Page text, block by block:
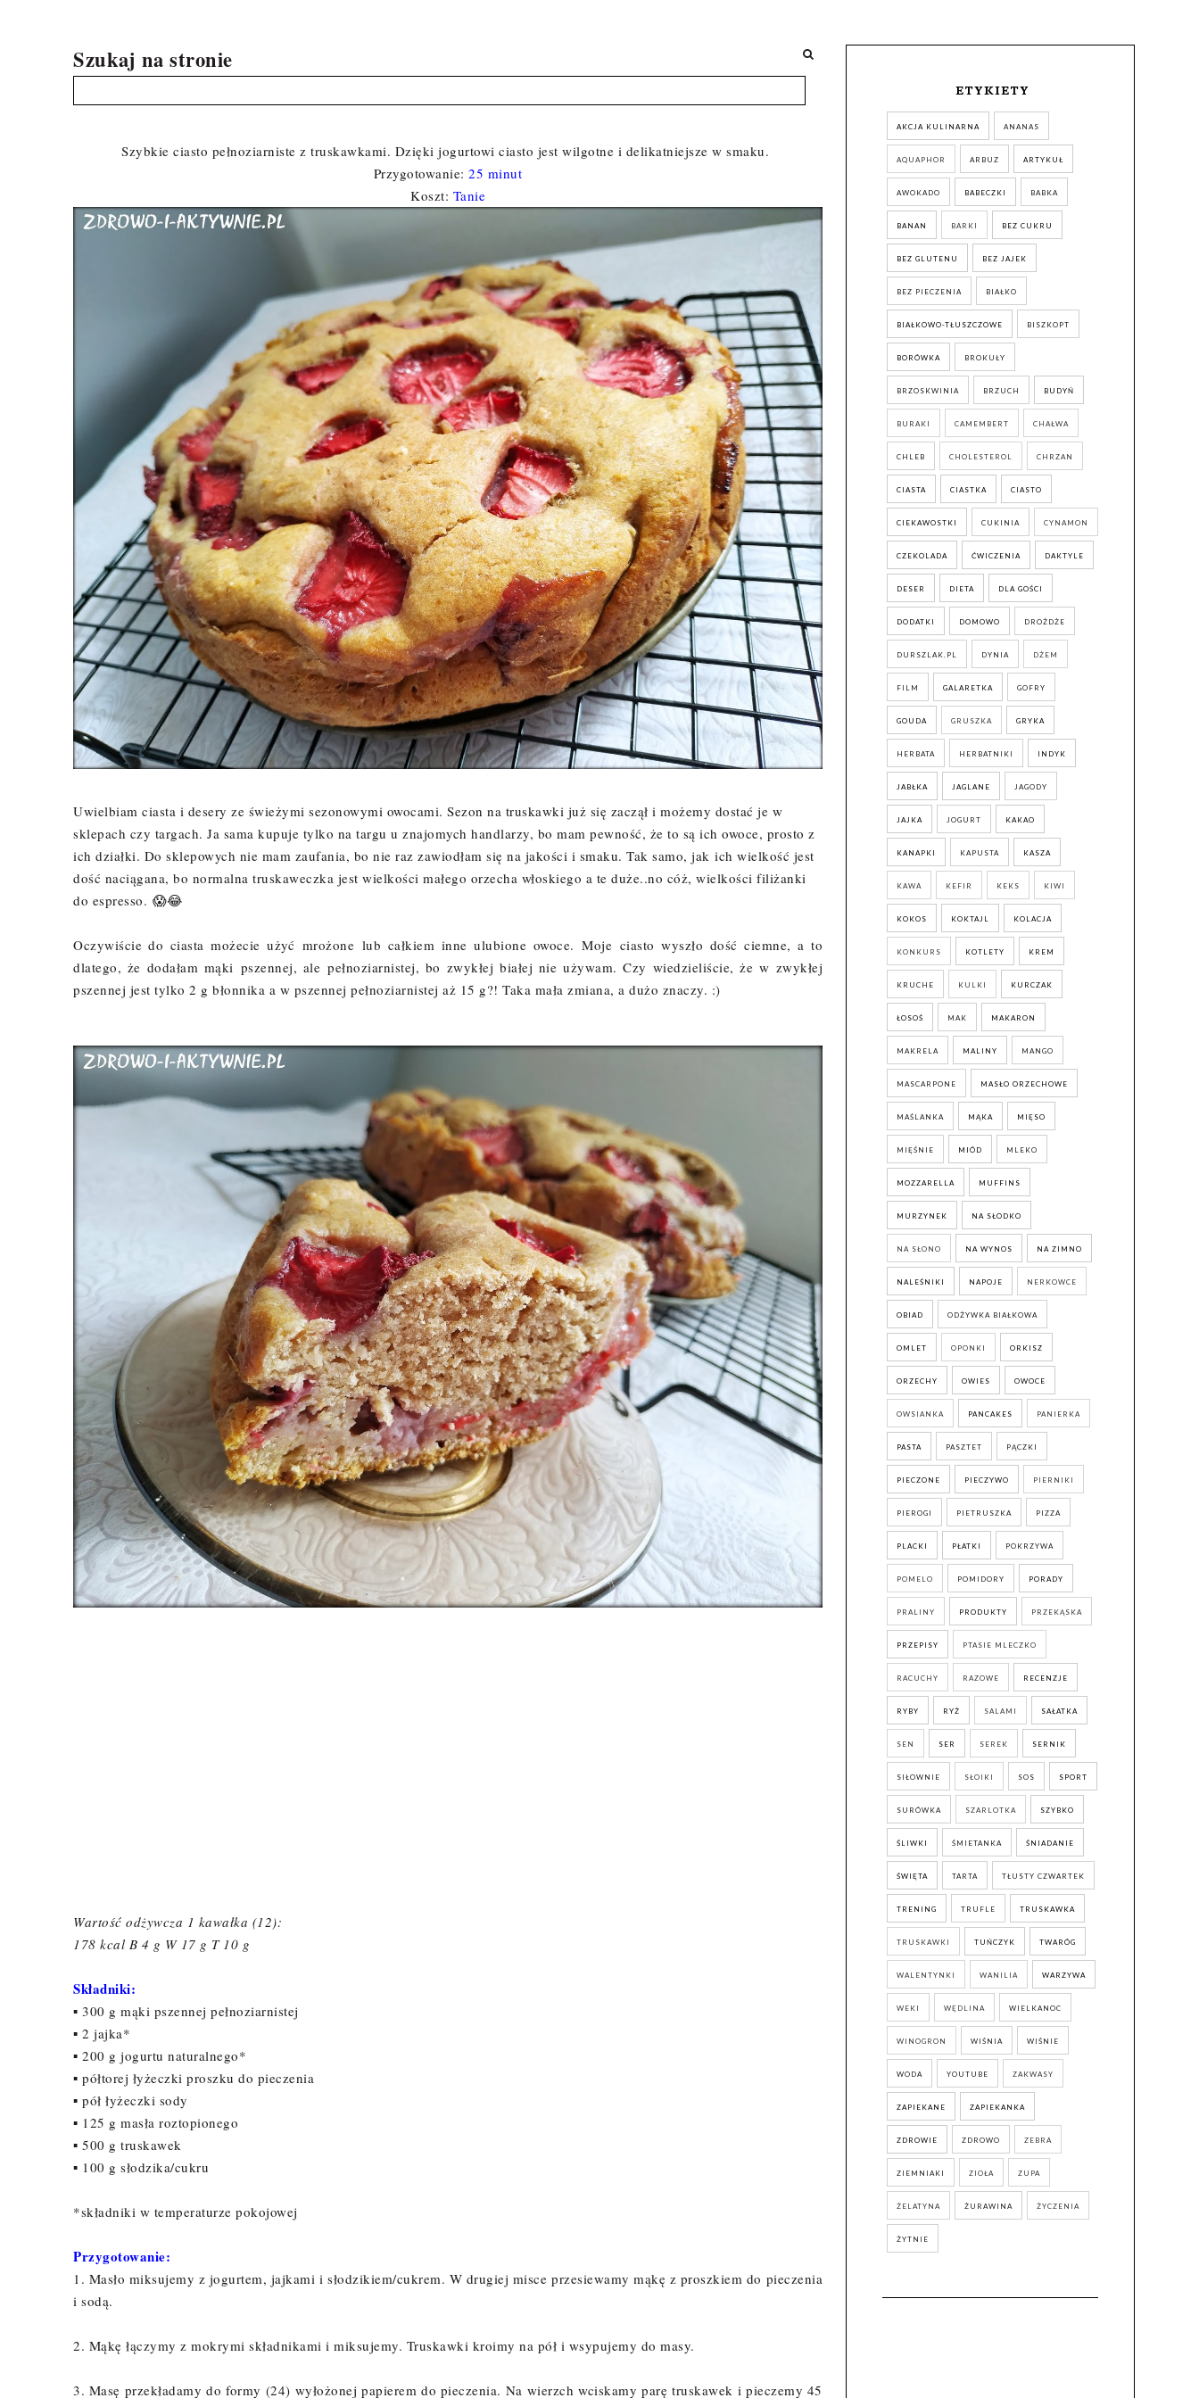
Szukaj na stronie
Szybkie ciasto pełnoziarniste z truskawkami. Dzięki jogurtowi ciasto jest wilgotne i delikatniejsze w smaku.
Przygotowanie:25 minut
Koszt: Tanie
Uwielbiam ciasta i desery ze świeżymi sezonowymi owocami. Sezon na truskawki już się zaczął i możemy dostać je w
sklepach czy targach. Ja sama kupuje tylko na targu u znajomych handlarzy, bo mam pewność, że to są ich owoce, prosto z
ich działki. Do sklepowych nie mam zaufania, bo nie raz zawiodłam się na jakości i smaku. Tak samo, jak ich wielkość jest
dość naciągana, bo normalna truskaweczka jest wielkości małego orzecha włoskiego a te duże..no cóż, wielkości filiżanki
do espresso. 😱😂
Oczywiście do ciasta możecie użyć mrożone lub całkiem inne ulubione owoce. Moje ciasto wyszło dość ciemne, a to
dlatego, że dodałam mąki pszennej, ale pełnoziarnistej, bo zwykłej białej nie używam. Czy wiedzieliście, że w zwykłej
pszennej jest tylko 2 g błonnika a w pszennej pełnoziarnistej aż 15 g?! Taka mała zmiana, a dużo znaczy. :)
Wartość odżywcza 1 kawałka (12):
178 kcal B 4 g W 17 g T 10 g
Składniki:
▪ 300 g mąki pszennej pełnoziarnistej
▪ 2 jajka*
▪ 200 g jogurtu naturalnego*
▪ półtorej łyżeczki proszku do pieczenia
▪ pół łyżeczki sody
▪ 125 g masła roztopionego
▪ 500 g truskawek
▪ 100 g słodzika/cukru
*składniki w temperaturze pokojowej
Przygotowanie:
1. Masło miksujemy z jogurtem, jajkami i słodzikiem/cukrem. W drugiej misce przesiewamy mąkę z proszkiem do pieczenia
i sodą.
2. Mąkę łączymy z mokrymi składnikami i miksujemy. Truskawki kroimy na pół i wsypujemy do masy.
3. Masę przekładamy do formy (24) wyłożonej papierem do pieczenia. Na wierzch wciskamy parę truskawek i pieczemy 45
ETYKIETY
AKCJA KULINARNA ANANAS
AQUAPHOR ARBUZ ARTYKUŁ
AWOKADO BABECZKI BABKA
BANAN BARKI BEZ CUKRU
BEZ GLUTENU BEZ JAJEK
BEZ PIECZENIA BIAŁKO
BIAŁKOWO-TŁUSZCZOWE BISZKOPT
BORÓWKA BROKUŁY
BRZOSKWINIA BRZUCH BUDYŃ
BURAKI CAMEMBERT CHAŁWA
CHLEB CHOLESTEROL CHRZAN
CIASTA CIASTKA CIASTO
CIEKAWOSTKI CUKINIA CYNAMON
CZEKOLADA ĆWICZENIA DAKTYLE
DESER DIETA DLA GOŚCI
DODATKI DOMOWO DROŻDŻE
DURSZLAK.PL DYNIA DŻEM
FILM GALARETKA GOFRY
GOUDA GRUSZKA GRYKA
HERBATA HERBATNIKI INDYK
JABŁKA JAGLANE JAGODY
JAJKA JOGURT KAKAO
KANAPKI KAPUSTA KASZA
KAWA KEFIR KEKS KIWI
KOKOS KOKTAJL KOLACJA
KONKURS KOTLETY KREM
KRUCHE KULKI KURCZAK
ŁOSOŚ MAK MAKARON
MAKRELA MALINY MANGO
MASCARPONE MASŁO ORZECHOWE
MAŚLANKA MĄKA MIĘSO
MIĘŚNIE MIÓD MLEKO
MOZZARELLA MUFFINS
MURZYNEK NA SŁODKO
NA SŁONO NA WYNOS NA ZIMNO
NALEŚNIKI NAPOJE NERKOWCE
OBIAD ODŻYWKA BIAŁKOWA
OMLET OPONKI ORKISZ
ORZECHY OWIES OWOCE
OWSIANKA PANCAKES PANIERKA
PASTA PASZTET PĄCZKI
PIECZONE PIECZYWO PIERNIKI
PIEROGI PIETRUSZKA PIZZA
PLACKI PŁATKI POKRZYWA
POMELO POMIDORY PORADY
PRALINY PRODUKTY PRZEKĄSKA
PRZEPISY PTASIE MLECZKO
RACUCHY RAZOWE RECENZJE
RYBY RYŻ SALAMI SAŁATKA
SEN SER SEREK SERNIK
SIŁOWNIE SŁOIKI SOS SPORT
SURÓWKA SZARLOTKA SZYBKO
ŚLIWKI ŚMIETANKA ŚNIADANIE
ŚWIĘTA TARTA TŁUSTY CZWARTEK
TRENING TRUFLE TRUSKAWKA
TRUSKAWKI TUŃCZYK TWARÓG
WALENTYNKI WANILIA WARZYWA
WEKI WĘDLINA WIELKANOC
WINOGRON WIŚNIA WIŚNIE
WODA YOUTUBE ZAKWASY
ZAPIEKANE ZAPIEKANKA
ZDROWIE ZDROWO ZEBRA
ZIEMNIAKI ZIOŁA ZUPA
ŻELATYNA ŻURAWINA ŻYCZENIA
ŻYTNIE